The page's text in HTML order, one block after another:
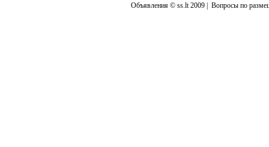
Объявления © ss.lt 2009 | Вопросы по